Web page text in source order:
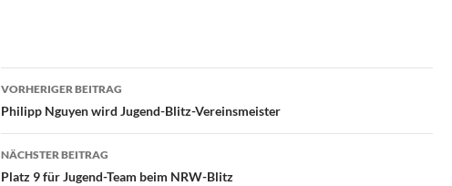
Beitragsnavigation
VORHERIGER BEITRAG
Philipp Nguyen wird Jugend-Blitz-Vereinsmeister
NÄCHSTER BEITRAG
Platz 9 für Jugend-Team beim NRW-Blitz